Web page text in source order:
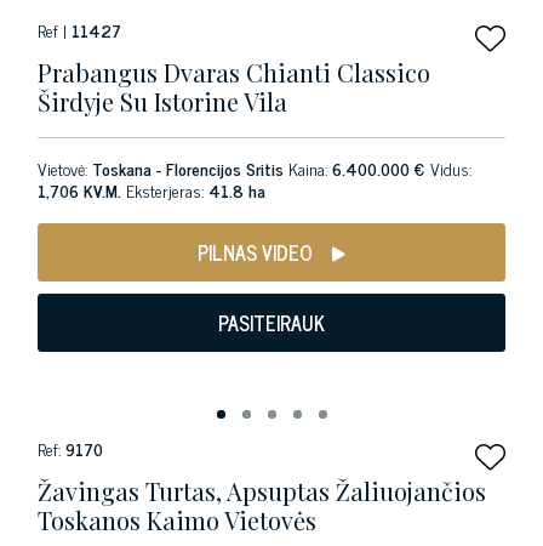
Ref | 11427
Prabangus Dvaras Chianti Classico
Širdyje Su Istorine Vila
Vietovė: Toskana - Florencijos Sritis Kaina:6.400.000 € Vidus:
1,706 KV.M. Eksterjeras: 41.8 ha
PILNAS VIDEO
PASITEIRAUK
Ref:9170
Žavingas Turtas, Apsuptas Žaliuojančios
Toskanos Kaimo Vietovės